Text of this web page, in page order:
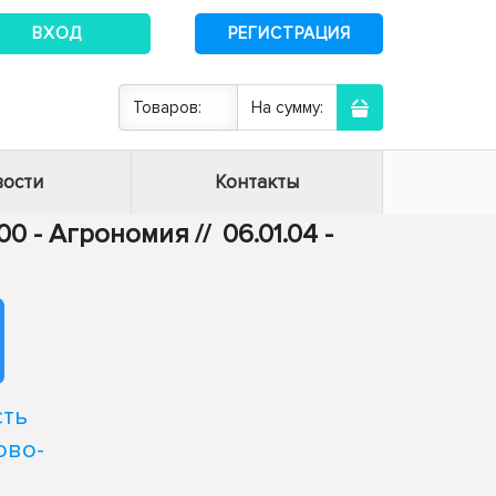
ВХОД РЕГИСТРАЦИЯ
Товаров: На сумму:
Контакты
- Агрономия // 06.01.04 -